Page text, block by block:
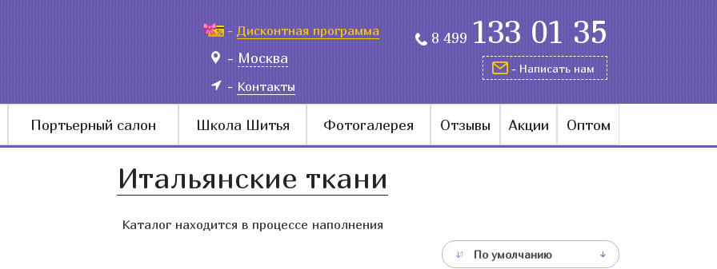
-Дисконтная программа
-Москва
-Контакты
8 499133 01 35
- Написать нам
Портьерный салон Школа Шитья Фотогалерея Отзывы Акции Оптом
Итальянские ткани
Каталог находится в процессе наполнения
По умолчанию